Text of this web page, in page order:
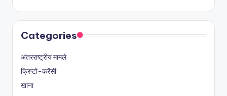
Categories
अंतरराष्ट्रीय मामले
क्रिप्टो-करेंसी
खाना